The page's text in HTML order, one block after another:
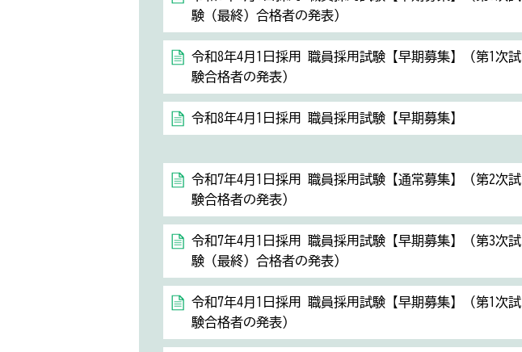
験（最終）合格者の発表）
令和8年4月1日採用 職員採用試験【早期募集】（第1次試
験合格者の発表）
令和8年4月1日採用 職員採用試験【早期募集】
令和7年4月1日採用 職員採用試験【通常募集】（第2次試
験合格者の発表）
令和7年4月1日採用 職員採用試験【早期募集】（第3次試
験（最終）合格者の発表）
令和7年4月1日採用 職員採用試験【早期募集】（第1次試
験合格者の発表）